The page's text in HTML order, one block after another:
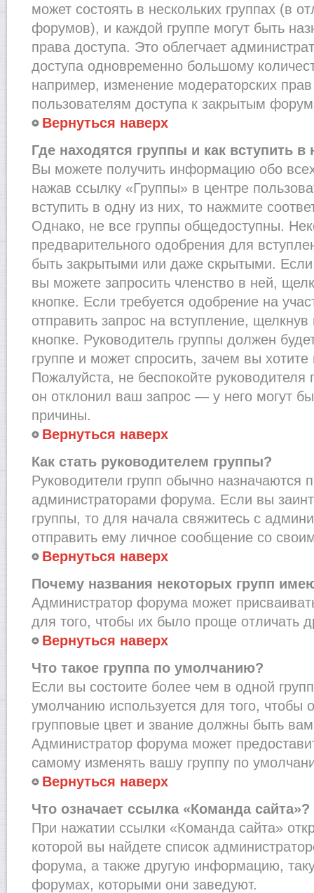
может состоять в нескольких группах (в
форумов), и каждой группе могут быть
права доступа. Это облегчает
доступа одновременно большому
например, изменение модераторских
пользователям доступа к закрытым
Вернуться наверх
Где находятся группы и как вступить в
Вы можете получить информацию обо
нажав ссылку «Группы» в центре
вступить в одну из них, то нажмите
Однако, не все группы общедоступны.
предварительного одобрения для
быть закрытыми или даже скрытыми. Если
вы можете запросить членство в ней,
кнопке. Если требуется одобрение на
отправить запрос на вступление,
кнопке. Руководитель группы должен
группе и может спросить, зачем вы хотите
Пожалуйста, не беспокойте
он отклонил ваш запрос — у него могут
причины.
Вернуться наверх
Как стать руководителем группы?
Руководители групп обычно назначаются
администраторами форума. Если вы
группы, то для начала свяжитесь с
отправить ему личное сообщение со
Вернуться наверх
Почему названия некоторых групп
Администратор форума может
для того, чтобы их было проще отличать
Вернуться наверх
Что такое группа по умолчанию?
Если вы состоите более чем в одной
умолчанию используется для того, чтобы
групповые цвет и звание должны быть
Администратор форума может
самому изменять вашу группу по
Вернуться наверх
Что означает ссылка «Команда сайта»?
При нажатии ссылки «Команда сайта»
которой вы найдете список
форума, а также другую информацию,
форумах, которыми они заведуют.